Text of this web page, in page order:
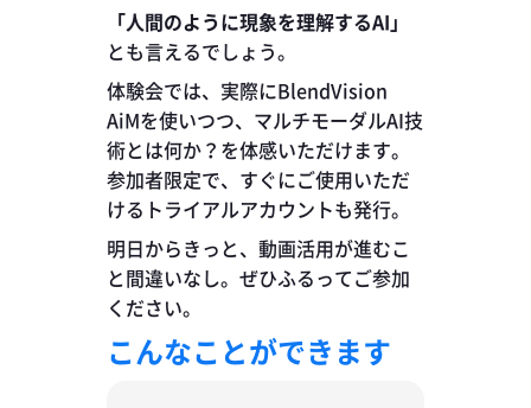
「人間のように現象を理解するAI」
とも言えるでしょう。
体験会では、実際にBlendVision
AiMを使いつつ、マルチモーダルAI技
術とは何か？を体感いただけます。
参加者限定で、すぐにご使用いただ
けるトライアルアカウントも発行。
明日からきっと、動画活用が進むこ
と間違いなし。ぜひふるってご参加
ください。
こんなことができます